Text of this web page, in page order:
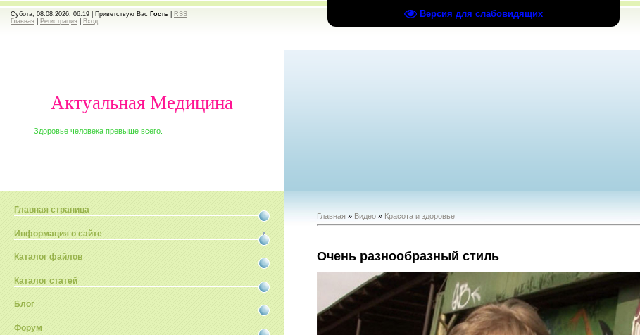
Версия для слабовидящих
Субота, 08.08.2026, 06:19 | Приветствую Вас Гость
RSS
Главная
Регистрация Вход
Актуальная Медицина
Здоровье человека превыше всего.
Главная страница
Информация о сайте
Каталог файлов
Каталог статей
Блог
Форум
Главная » Видео » Красота и здоровье
Очень разнообразный стиль